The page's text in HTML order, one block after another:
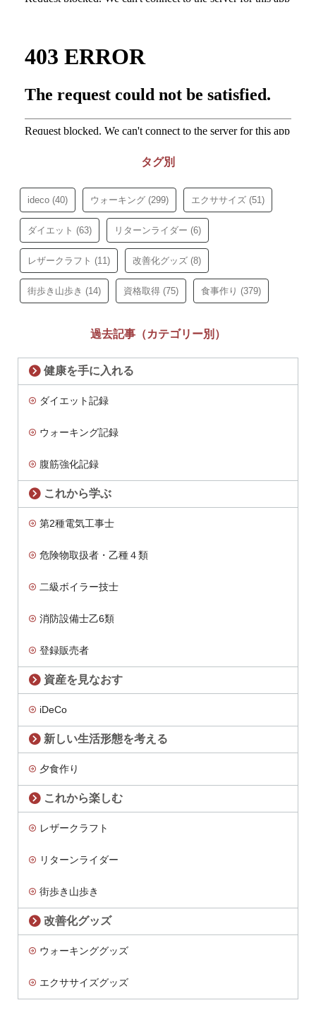
タグ別
ideco (40) ウォーキング (299) エクササイズ (51)
ダイエット (63) リターンライダー (6)
レザークラフト (11) 改善化グッズ (8)
街歩き山歩き (14) 資格取得 (75) 食事作り (379)
過去記事（カテゴリー別）
健康を手に入れる
ダイエット記録
ウォーキング記録
腹筋強化記録
これから学ぶ
第2種電気工事士
危険物取扱者・乙種４類
二級ボイラー技士
消防設備士乙6類
登録販売者
資産を見なおす
iDeCo
新しい生活形態を考える
夕食作り
これから楽しむ
レザークラフト
リターンライダー
街歩き山歩き
改善化グッズ
ウォーキンググッズ
エクササイズグッズ